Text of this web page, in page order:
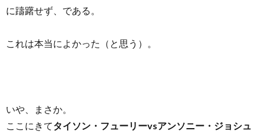
に躊躇せず、である。
これは本当によかった（と思う）。
いや、まさか。
ここにきてタイソン・フューリーvsアンソニー・ジョシュ